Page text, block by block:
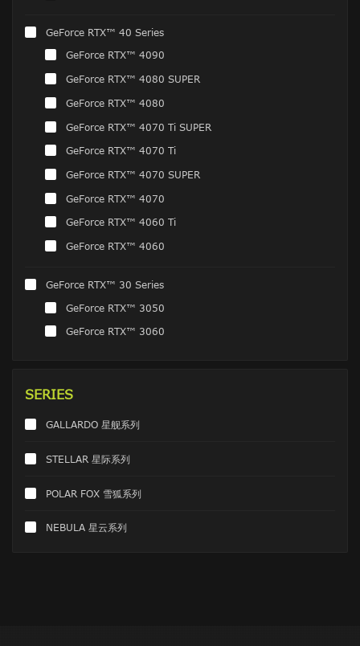
GeForce RTX™ 40 Series
GeForce RTX™ 4090
GeForce RTX™ 4080 SUPER
GeForce RTX™ 4080
GeForce RTX™ 4070 Ti SUPER
GeForce RTX™ 4070 Ti
GeForce RTX™ 4070 SUPER
GeForce RTX™ 4070
GeForce RTX™ 4060 Ti
GeForce RTX™ 4060
GeForce RTX™ 30 Series
GeForce RTX™ 3050
GeForce RTX™ 3060
SERIES
GALLARDO 星舰系列
STELLAR 星际系列
POLAR FOX 雪狐系列
NEBULA 星云系列